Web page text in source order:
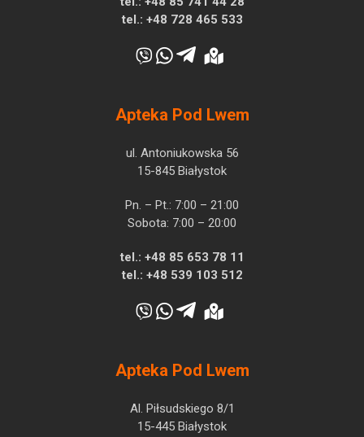
tel.: +48 728 465 533
Apteka Pod Lwem
ul. Antoniukowska 56
15-845 Białystok
Pn. – Pt.: 7:00 – 21:00
Sobota: 7:00 – 20:00
tel.: +48 85 653 78 11
tel.: +48 539 103 512
Apteka Pod Lwem
Al. Piłsudskiego 8/1
15-445 Białystok